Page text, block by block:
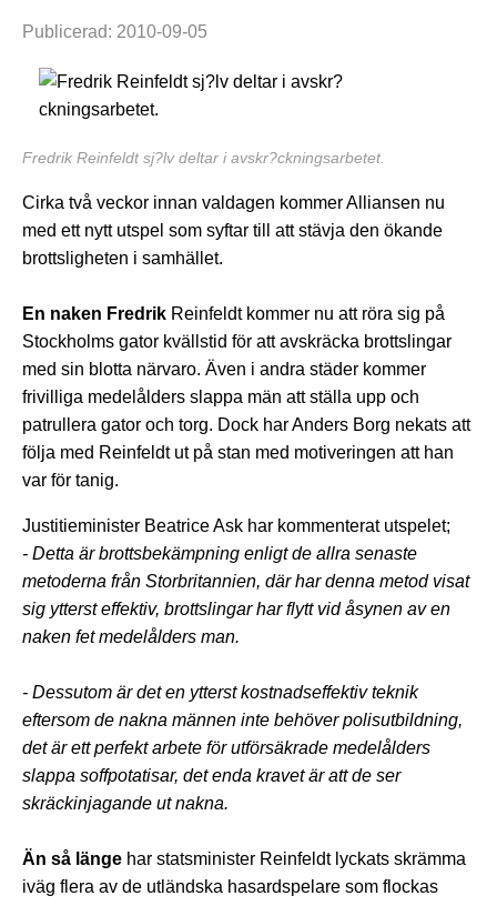
Publicerad: 2010-09-05
Fredrik Reinfeldt sj?lv deltar i avskr?ckningsarbetet.
Cirka två veckor innan valdagen kommer Alliansen nu
med ett nytt utspel som syftar till att stävja den ökande
brottsligheten i samhället.
En naken Fredrik Reinfeldt kommer nu att röra sig på
Stockholms gator kvällstid för att avskräcka brottslingar
med sin blotta närvaro. Även i andra städer kommer
frivilliga medelålders slappa män att ställa upp och
patrullera gator och torg. Dock har Anders Borg nekats att
följa med Reinfeldt ut på stan med motiveringen att han
var för tanig.
Justitieminister Beatrice Ask har kommenterat utspelet;
- Detta är brottsbekämpning enligt de allra senaste
metoderna från Storbritannien, där har denna metod visat
sig ytterst effektiv, brottslingar har flytt vid åsynen av en
naken fet medelålders man.
- Dessutom är det en ytterst kostnadseffektiv teknik
eftersom de nakna männen inte behöver polisutbildning,
det är ett perfekt arbete för utförsäkrade medelålders
slappa soffpotatisar, det enda kravet är att de ser
skräckinjagande ut nakna.
Än så länge har statsminister Reinfeldt lyckats skrämma
iväg flera av de utländska hasardspelare som flockas